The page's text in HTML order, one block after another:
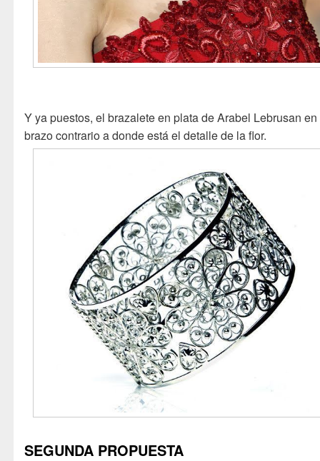
Y ya puestos, el brazalete en plata de Arabel Lebrusan
brazo contrario a donde está el detalle de la flor.
SEGUNDA PROPUESTA